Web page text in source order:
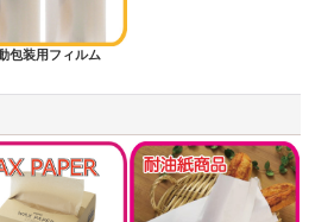
包装用フィルム